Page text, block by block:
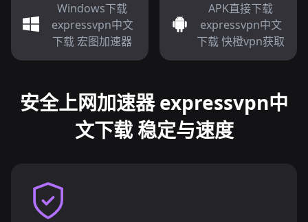
Windows下载
expressvpn中文
下载 宏图加速器
APK直接下载
expressvpn中文
下载 快橙vpn获取
安全上网加速器 expressvpn中
文下载 稳定与速度